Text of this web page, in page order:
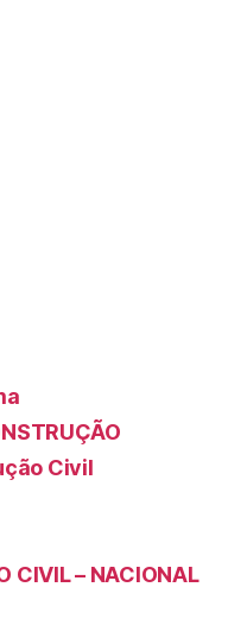
Civil
CIVIL – NACIONAL